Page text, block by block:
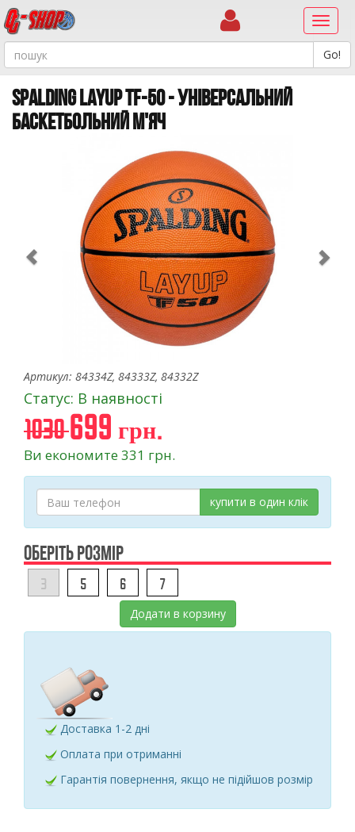
SPALDING LAYUP TF-50 - УНІВЕРСАЛЬНИЙ
БАСКЕТБОЛЬНИЙ М'ЯЧ
Артикул: 84334Z, 84333Z, 84332Z
Статус: В наявності
1030699 грн.
Ви економите 331 грн.
купити в один клік
ОБЕРІТЬ РОЗМІР
3 5 6 7
Додати в корзину
Доставка 1-2 дні
Оплата при отриманні
Гарантія повернення, якщо не підійшов розмір